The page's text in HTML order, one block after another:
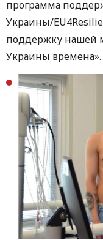
программа
Украины/
поддержку нашей
Украины времена».